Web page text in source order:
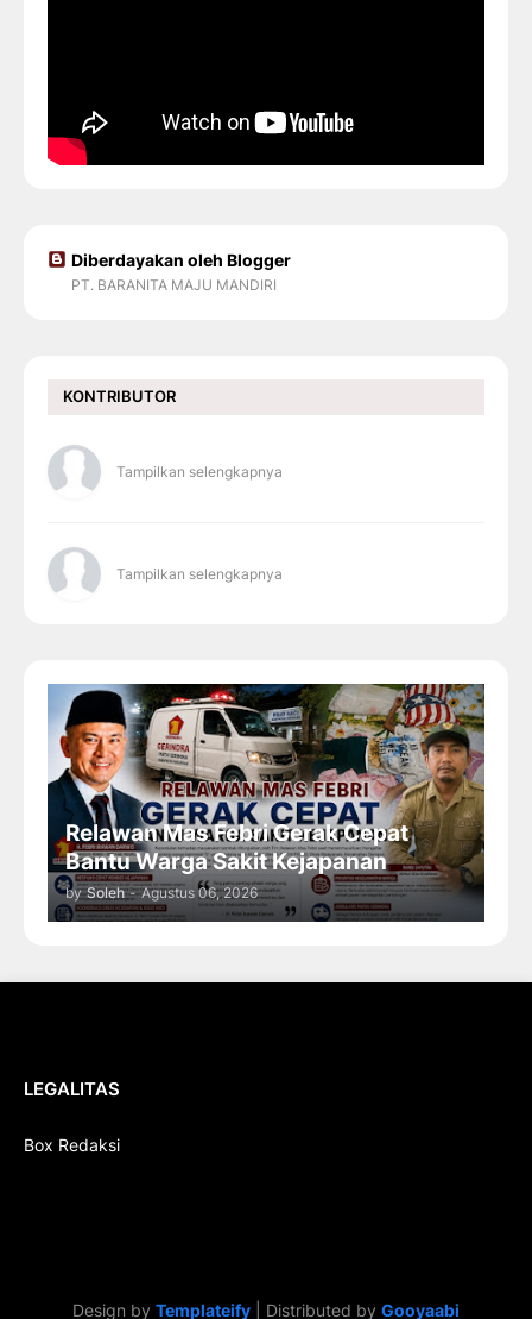
Diberdayakan oleh Blogger
PT. BARANITA MAJU MANDIRI
KONTRIBUTOR
Tampilkan selengkapnya
Tampilkan selengkapnya
Relawan Mas Febri Gerak Cepat
Bantu Warga Sakit Kejapanan
by Soleh - Agustus 06, 2026
LEGALITAS
Box Redaksi
Design by Templateify | Distributed by Gooyaabi